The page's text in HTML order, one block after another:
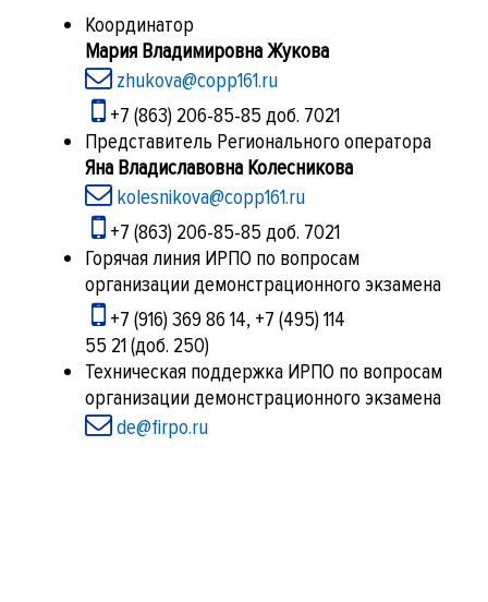
Координатор
Мария Владимировна Жукова
zhukova@copp161.ru
+7 (863) 206-85-85 доб. 7021
Представитель Регионального оператора
Яна Владиславовна Колесникова
kolesnikova@copp161.ru
+7 (863) 206-85-85 доб. 7021
Горячая линия ИРПО по вопросам
организации демонстрационного экзамена
+7 (916) 369 86 14, +7 (495) 114
55 21 (доб. 250)
Техническая поддержка ИРПО по вопросам
организации демонстрационного экзамена
de@firpo.ru